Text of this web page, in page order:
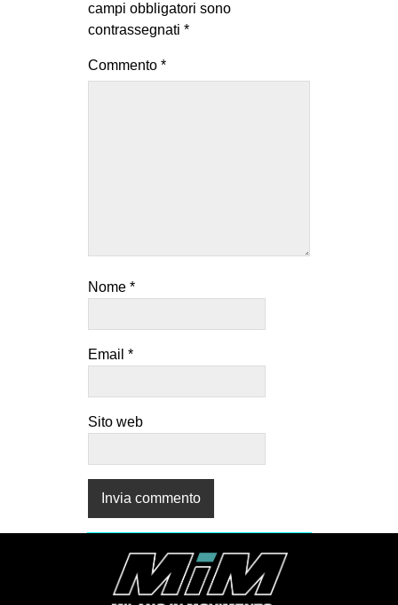
campi obbligatori sono
contrassegnati *
Commento *
Nome *
Email *
Sito web